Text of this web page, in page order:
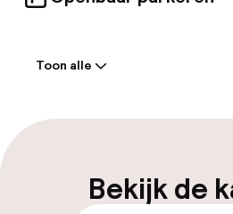
Parkeergelegenheid
(buiten)
Toon alle
Bekijk de